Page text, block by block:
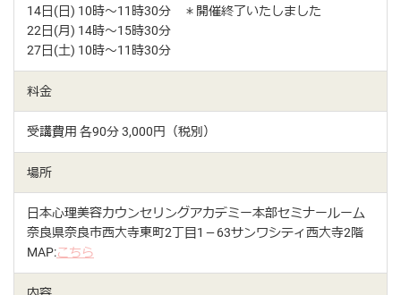
14日(日) 10時〜11時30分 ＊開催終了いたしました
22日(月) 14時〜15時30分
27日(土) 10時〜11時30分
料金
受講費用 各90分 3,000円（税別）
場所
日本心理美容カウンセリングアカデミー本部セミナールーム
奈良県奈良市西大寺東町2丁目1－63サンワシティ西大寺2階
MAP:こちら